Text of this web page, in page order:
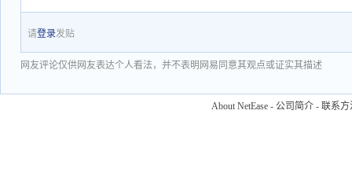
请登录发贴
网友评论仅供网友表达个人看法，并不表明网易同意其观点或证实其描述
About NetEase - 公司简介 - 联系方